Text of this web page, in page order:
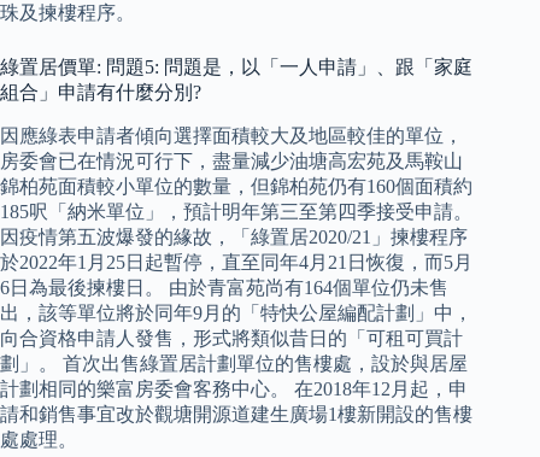
珠及揀樓程序。
綠置居價單: 問題5: 問題是，以「一人申請」、跟「家庭
組合」申請有什麼分別?
因應綠表申請者傾向選擇面積較大及地區較佳的單位，
房委會已在情況可行下，盡量減少油塘高宏苑及馬鞍山
錦柏苑面積較小單位的數量，但錦柏苑仍有160個面積約
185呎「納米單位」，預計明年第三至第四季接受申請。
因疫情第五波爆發的緣故，「綠置居2020/21」揀樓程序
於2022年1月25日起暫停，直至同年4月21日恢復，而5月
6日為最後揀樓日。 由於青富苑尚有164個單位仍未售
出，該等單位將於同年9月的「特快公屋編配計劃」中，
向合資格申請人發售，形式將類似昔日的「可租可買計
劃」。 首次出售綠置居計劃單位的售樓處，設於與居屋
計劃相同的樂富房委會客務中心。 在2018年12月起，申
請和銷售事宜改於觀塘開源道建生廣場1樓新開設的售樓
處處理。